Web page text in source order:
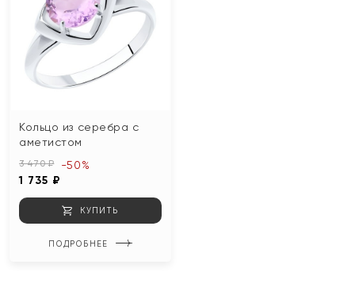
Кольцо из серебра с
аметистом
3 470 ₽
1 735 ₽
-50%
КУПИТЬ
ПОДРОБНЕЕ